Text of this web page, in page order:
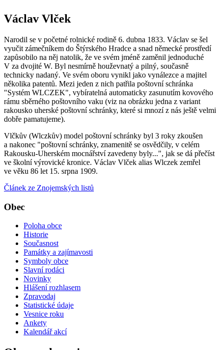
Václav Vlček
Narodil se v početné rolnické rodině 6. dubna 1833. Václav se šel
vyučit zámečníkem do Štýrského Hradce a snad německé prostředí
zapůsobilo na něj natolik, že ve svém jméně zaměnil jednoduché
V za dvojité W. Byl nesmírně houževnatý a pilný, současně
technicky nadaný. Ve svém oboru vynikl jako vynálezce a majitel
několika patentů. Mezi jeden z nich patřila poštovní schránka
"Systém WLCZEK", vybíratelná automaticky zasunutím kovového
rámu sběrného poštovního vaku (viz na obrázku jedna z variant
rakousko uherské poštovní schránky, které si mnozí z nás ještě velmi
dobře pamatujeme).
Vlčkův (Wlczkův) model poštovní schránky byl 3 roky zkoušen
a nakonec "poštovní schránky, znamenitě se osvědčily, v celém
Rakousku-Uherském mocnářství zavedeny byly...", jak se dá přečíst
ve školní výrovické kronice. Václav Vlček alias Wlczek zemřel
ve věku 86 let 15. srpna 1909.
Článek ze Znojemských listů
Obec
Poloha obce
Historie
Současnost
Památky a zajímavosti
Symboly obce
Slavní rodáci
Novinky
Hlášení rozhlasem
Zpravodaj
Statistické údaje
Vesnice roku
Ankety
Kalendář akcí